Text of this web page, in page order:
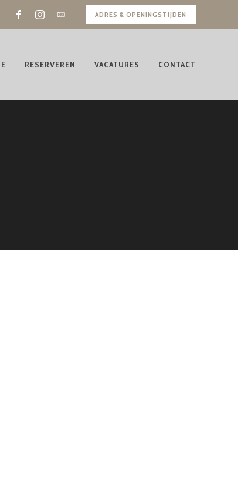
ADRES & OPENINGSTIJDEN
RESERVEREN VACATURES CONTACT